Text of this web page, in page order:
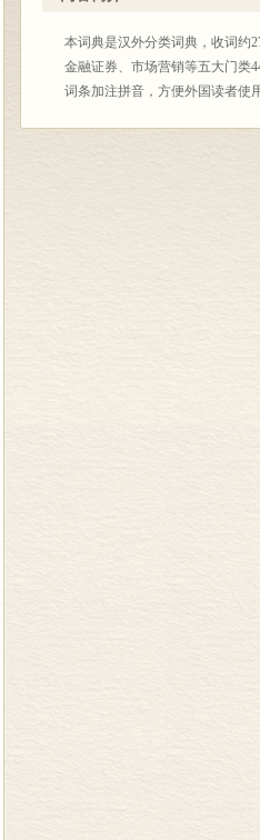
<b>传播中国文化</b>
在日常生活的衣食住行之外，
本词典是汉外分类词典，收词约
金融证券、市场营销等五大门类
词条加注拼音，方便外国读者使